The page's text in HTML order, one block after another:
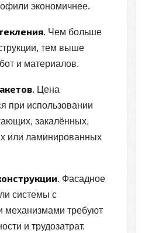
экономичнее.
. Чем больше
тем выше
и материалов.
. Цена
при использовании
закалённых,
или ламинированных
. Фасадное
системы с
механизмами требуют
и трудозатрат.